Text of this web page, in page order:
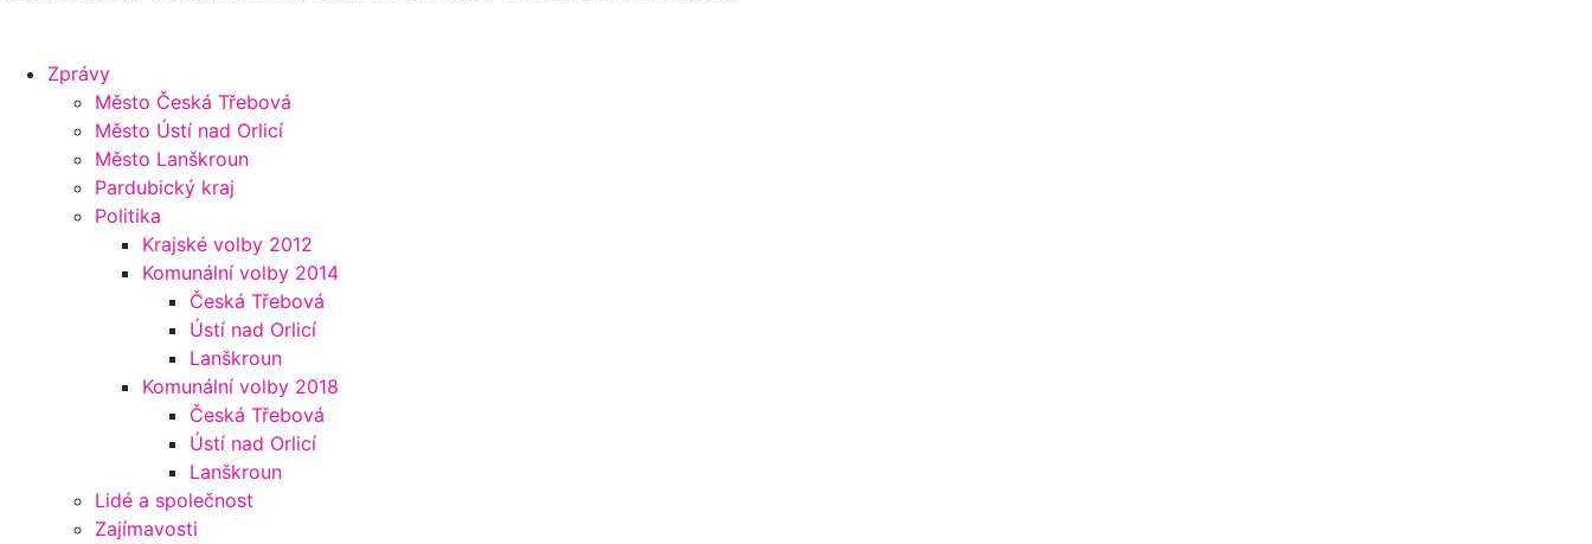
Zprávy
Město Česká Třebová
Město Ústí nad Orlicí
Město Lanškroun
Pardubický kraj
Politika
Krajské volby 2012
Komunální volby 2014
Česká Třebová
Ústí nad Orlicí
Lanškroun
Komunální volby 2018
Česká Třebová
Ústí nad Orlicí
Lanškroun
Lidé a společnost
Zajímavosti